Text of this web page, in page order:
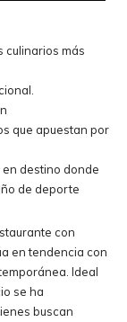
culinarios más
que apuestan por
destino donde
de deporte
con
en tendencia con
Ideal
se ha
buscan